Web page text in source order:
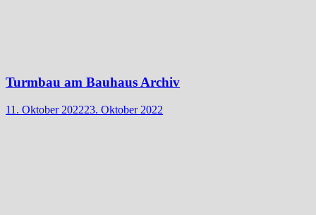
Turmbau am Bauhaus Archiv
11. Oktober 202223. Oktober 2022